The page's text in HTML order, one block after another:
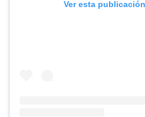
Ver esta